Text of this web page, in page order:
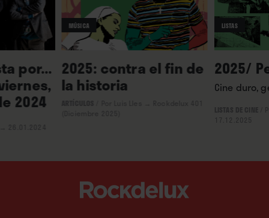
por...
2024
MÚSICA
2025: contra el fin de
la historia
LISTAS
2025/
Cine duro,